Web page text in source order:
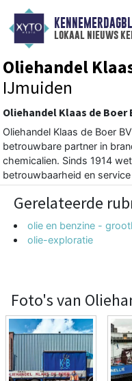
lokaal nieuws
Oliehandel
IJmuiden
Oliehandel Klaas de Boer
Oliehandel Klaas de Boer
betrouwbare partner in
chemicalien. Sinds 1914
betrouwbaarheid en
Gerelateerde
olie en benzine -
olie-exploratie
Foto's van